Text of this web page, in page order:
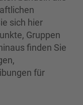
sich hier
Gruppen
finden Sie
für